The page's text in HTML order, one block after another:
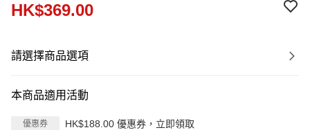
HK$369.00
請選擇商品選項
本商品適用活動
優惠券 HK$188.00 優惠券，立即領取